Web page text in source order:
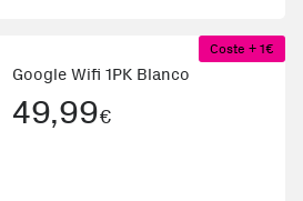
Coste + 1€
Google Wifi 1PK Blanco
49,99€